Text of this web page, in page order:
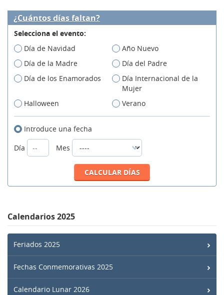
¿Cuántos días faltan?
Selecciona el evento:
Día de Navidad
Año Nuevo
Día de la Madre
Día del Padre
Día de los Enamorados
Día Internacional de la
Mujer
Halloween
Verano
Introduce una fecha
Día
Mes
Calendarios 2025
Feriados 2025
Fechas Conmemorativas 2025
Calendario Lunar 2026